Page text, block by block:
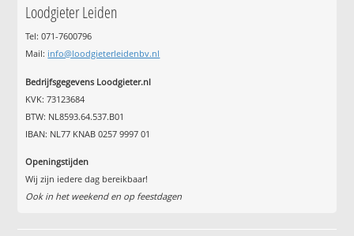
Loodgieter Leiden
Tel: 071-7600796
Mail: info@loodgieterleidenbv.nl
Bedrijfsgegevens Loodgieter.nl
KVK: 73123684
BTW: NL8593.64.537.B01
IBAN: NL77 KNAB 0257 9997 01
Openingstijden
Wij zijn iedere dag bereikbaar!
Ook in het weekend en op feestdagen